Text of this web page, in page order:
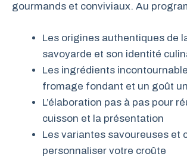
gourmands et conviviaux. Au
Les origines authentiques de
savoyarde et son identité
Les ingrédients
fromage fondant et un goût
L’élaboration pas à pas pour
cuisson et la présentation
Les variantes savoureuses et
personnaliser votre croûte